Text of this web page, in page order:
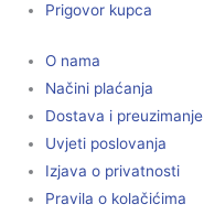
Prigovor kupca
O nama
Načini plaćanja
Dostava i preuzimanje
Uvjeti poslovanja
Izjava o privatnosti
Pravila o kolačićima